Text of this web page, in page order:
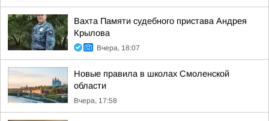
Вахта Памяти судебного пристава Андрея
Крылова
Вчера, 18:07
Новые правила в школах Смоленской
области
Вчера, 17:58